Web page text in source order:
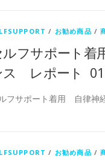
/ お勧め商品 /
ルフサポート
ス レポート
フサポート着用 自律
/ お勧め商品 /